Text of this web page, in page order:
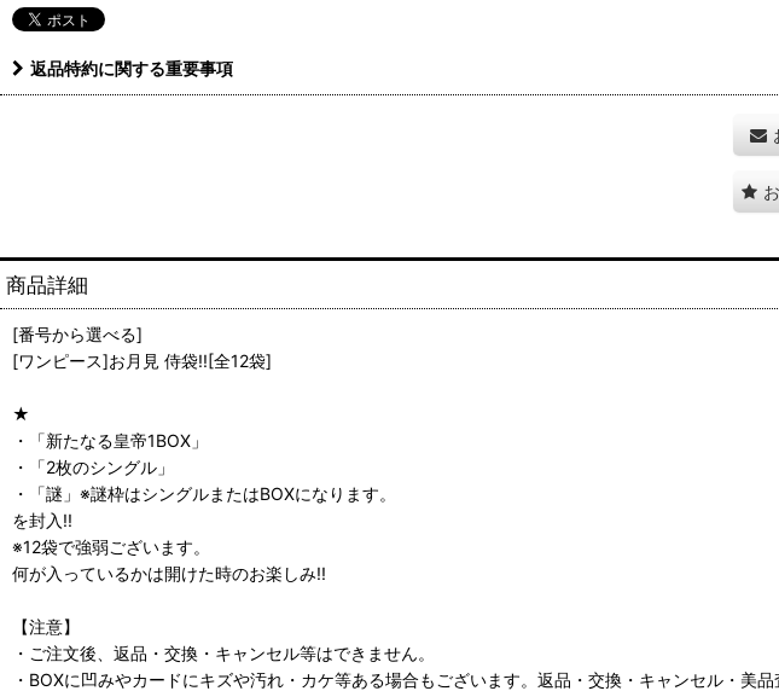
返品特約に関する重要事項
商品詳細
[番号から選べる]
[ワンピース]お月見 侍袋!![全12袋]
★
・「新たなる皇帝1BOX」
・「2枚のシングル」
・「謎」※謎枠はシングルまたはBOXになります。
を封入!!
※12袋で強弱ございます。
何が入っているかは開けた時のお楽しみ!!
【注意】
・ご注文後、返品・交換・キャンセル等はできません。
・BOXに凹みやカードにキズや汚れ・カケ等ある場合もございます。返品・交換・キャンセル・美